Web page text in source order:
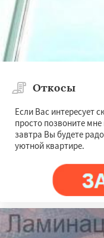
Откосы
Если Вас интересует
просто позвоните
завтра Вы будете
уютной квартире.